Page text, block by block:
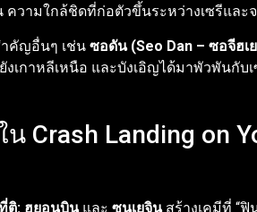
วามใกล้ชิดที่ก่อตัวขึ้นระหว่างเซรีและ
ำคัญอื่นๆ เช่น ซอดัน (Seo Dan – ซอจีฮเ
เกาหลีเหนือ และบังเอิญได้มาพัวพันกับ
Crash Landing on
ติ: ฮยอนบินและ ซนเยจินสร้างเคมีที่ “ฟิ